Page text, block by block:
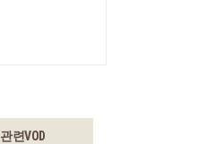
관련VOD